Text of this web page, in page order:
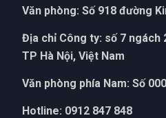
Văn phòng: Số 918 đường
Địa chỉ Công ty: số 7
TP Hà Nội, Việt Nam
Văn phòng phía Nam: Số
Hotline: 0912 847 848